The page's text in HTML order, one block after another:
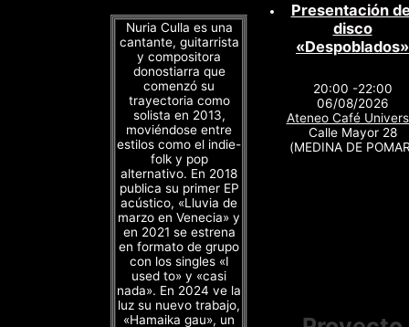
Nuria Culla es una
cantante, guitarrista
y compositora
donostiarra que
comenzó su
trayectoria como
solista en 2013,
moviéndose entre
estilos como el indie-
folk y pop
alternativo. En 2018
publica su primer EP
acústico, «Lluvia de
marzo en Venecia» y
en 2021 se estrena
en formato de grupo
con los singles «I
used to» y «casi
nada». En 2024 ve la
luz su nuevo trabajo,
«Hamaika gau», un
Presentación
disco
«Despoblados»
20:00 -22:00
06/08/2026
Ateneo Café
Calle Mayor 28
(MEDINA DE